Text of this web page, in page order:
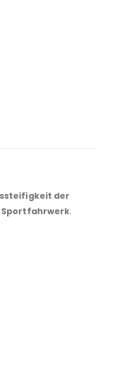
der
Sportfahrwerk.